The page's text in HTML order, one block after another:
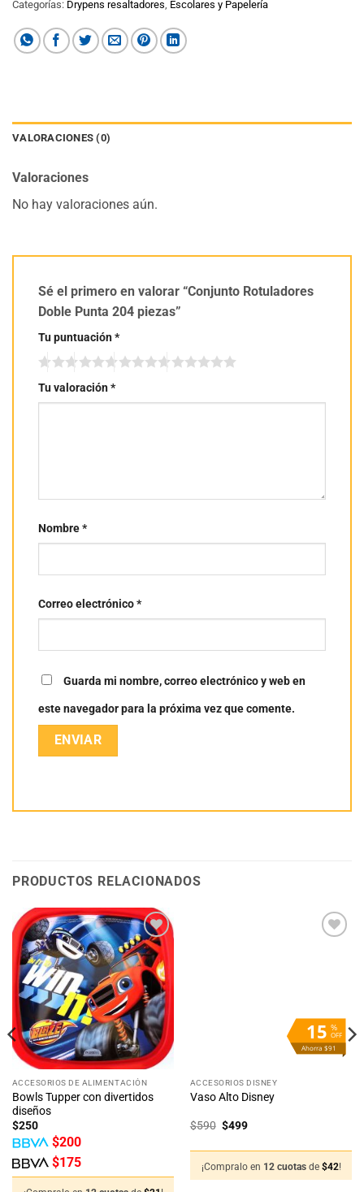
Categorías: Drypens resaltadores Escolares y Papelería
VALORACIONES (0)
Valoraciones
No hay valoraciones aún.
Sé el primero en valorar “Conjunto Rotuladores
Doble Punta 204 piezas”
Tu puntuación*
Tu valoración*
Nombre*
Correo electrónico*
Guarda mi nombre, correo electrónico y web en
este navegador para la próxima vez que comente.
PRODUCTOS RELACIONADOS
Añadir
a la
lista
de
deseos
ACCESORIOS DE ALIMENTACIÓN
Bowls Tupper con divertidos
diseños
$250
$200
$175
%
OFF
15
Ahorra $91
ACCESORIOS DISNEY
Vaso Alto Disney
$590 El
$590.
$499El
$499.
¡Compralo en 12 cuotas de $42!